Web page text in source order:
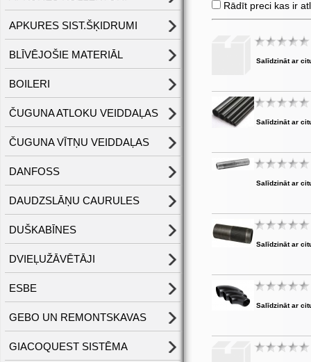
APKURES SIST.ŠĶIDRUMI
BLĪVĒJOŠIE MATERIĀL
BOILERI
ČUGUNA ATLOKU VEIDDAĻAS
ČUGUNA VĪTŅU VEIDDAĻAS
DANFOSS
DAUDZSLĀŅU CAURULES
DUŠKABĪNES
DVIEĻUŽĀVĒTĀJI
ESBE
GEBO UN REMONTSKAVAS
GIACOQUEST SISTĒMA
Rādīt preci kas ir
Salīdzināt ar
Salīdzināt ar
Salīdzināt ar
Salīdzināt ar
Salīdzināt ar